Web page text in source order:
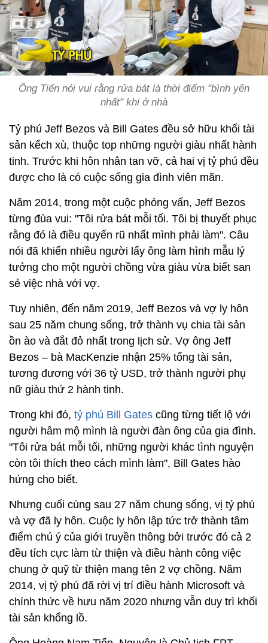
Ông Tiến nói vui rằng rửa bát là thời điểm "bình yên
nhất" khi ở nhà
Tỷ phú Jeff Bezos và Bill Gates đều sở hữu khối tài
sản kếch xù, thuộc top những người giàu nhất hành
tinh. Trước khi hôn nhân tan vỡ, cả hai vị tỷ phú đều
được cho là có cuộc sống gia đình viên mãn.
Năm 2014, trong một cuộc phỏng vấn, Jeff Bezos
từng đùa vui: "Tôi rửa bát mỗi tối. Tôi bị thuyết phục
rằng đó là điều quyến rũ nhất mình phải làm". Câu
nói đã khiến nhiều người lấy ông làm hình mẫu lý
tưởng cho một người chồng vừa giàu vừa biết san
sẻ việc nhà với vợ.
Tuy nhiên, đến năm 2019, Jeff Bezos và vợ ly hôn
sau 25 năm chung sống, trở thành vụ chia tài sản
ồn ào và đắt đỏ nhất trong lịch sử. Vợ ông Jeff
Bezos – bà MacKenzie nhận 25% tổng tài sản,
tương đương với 36 tỷ USD, trở thành người phụ
nữ giàu thứ 2 hành tinh.
Trong khi đó, tỷ phú Bill Gates cũng từng tiết lộ với
người hâm mộ mình là người đàn ông của gia đình.
"Tôi rửa bát mỗi tối, những người khác tình nguyện
còn tôi thích theo cách mình làm", Bill Gates hào
hứng cho biết.
Nhưng cuối cùng sau 27 năm chung sống, vị tỷ phú
và vợ đã ly hôn. Cuộc ly hôn lập tức trở thành tâm
điểm chú ý của giới truyền thông bởi trước đó cả 2
đều tích cực làm từ thiện và điều hành công việc
chung ở quỹ từ thiện mang tên 2 vợ chồng. Năm
2014, vị tỷ phú đã rời vị trí điều hành Microsoft và
chính thức về hưu năm 2020 nhưng vẫn duy trì khối
tài sản khổng lồ.